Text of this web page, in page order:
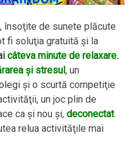
însoţite de sunete plăcute
fi soluţia gratuită şi la
câteva minute de relaxare.
şi stresul, un
şi o scurtă competiţie
un joc plin de
ca şi nou şi,deconectat
relua activităţile mai